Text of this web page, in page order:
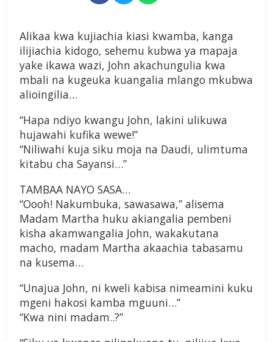
Alikaa kwa kujiachia kiasi kwamba, kanga
ilijiachia kidogo, sehemu kubwa ya mapaja
yake ikawa wazi, John akachungulia kwa
mbali na kugeuka kuangalia mlango mkubwa
alioingilia…
“Hapa ndiyo kwangu John, lakini ulikuwa
hujawahi kufika wewe!”
“Niliwahi kuja siku moja na Daudi, ulimtuma
kitabu cha Sayansi…”
TAMBAA NAYO SASA…
“Oooh! Nakumbuka, sawasawa,” alisema
Madam Martha huku akiangalia pembeni
kisha akamwangalia John, wakakutana
macho, madam Martha akaachia tabasamu
na kusema…
“Unajua John, ni kweli kabisa nimeamini kuku
mgeni hakosi kamba mguuni…”
“Kwa nini madam..?”